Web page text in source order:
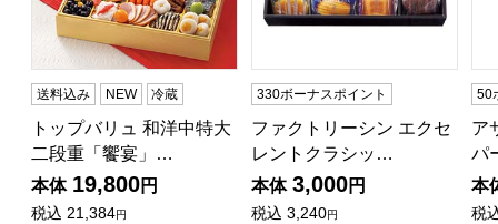
送料込み NEW 冷蔵
トップバリュ 和洋中特大
二段重「饗宴」…
本体 19,800円
税込 21,384円
330ボーナスポイント
ファクトリーシン エクセ
レントクラシッ…
本体 3,000円
税込 3,240円
50
ア
パ
本
税